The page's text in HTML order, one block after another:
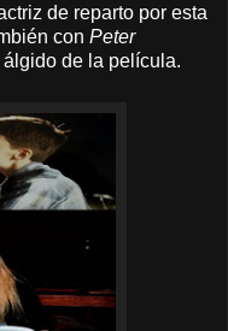
de reparto por esta
con Peter
de la película.